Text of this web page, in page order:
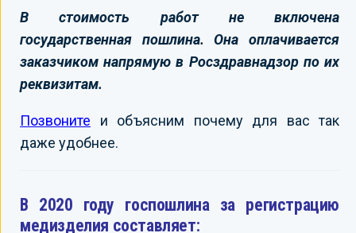
В стоимость работ не включена
государственная пошлина. Она оплачивается
заказчиком напрямую в Росздравнадзор по их
реквизитам.
Позвоните и объясним почему для вас так
даже удобнее.
В 2020 году госпошлина за регистрацию
медизделия составляет: